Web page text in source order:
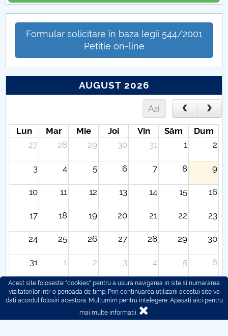
Formular solicitare în baza legii 544/2001
Petiție on-line
AUGUST 2026
Azi
Lun Mar Mie Joi Vin Sâm
Dum
27
28 29 30 31 1 2
3 4 5 6 7 8 9
10 11 12 13 14 15 16
17 18 19 20 21 22 23
24 25 26 27 28 29 30
31 1 2 3 4 5 6
Acest site foloseste "cookies" pentru a usura navigarea in site si numararea
vizitatorilor intr-o perioada de timp. Prin continuarea utilizarii acestui site va
dati acordul folosiri acestora. Multumim pentru intelegere. Apasati aici pentru
mai multe informatii.